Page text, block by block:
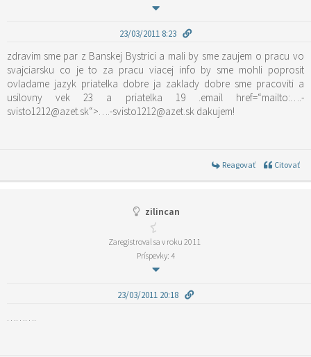
23/03/2011 8:23
zdravim sme par z Banskej Bystrici a mali by sme zaujem o pracu vo
svajciarsku co je to za pracu viacej info by sme mohli poprosit
ovladame jazyk priatelka dobre ja zaklady dobre sme pracoviti a
usilovny vek 23 a priatelka 19 .email href=“mailto:….-
svisto1212@azet.sk“>….-svisto1212@azet.sk dakujem!
Reagovať Citovať
zilincan
Zaregistroval sa v roku 2011
Príspevky: 4
23/03/2011 20:18
……….